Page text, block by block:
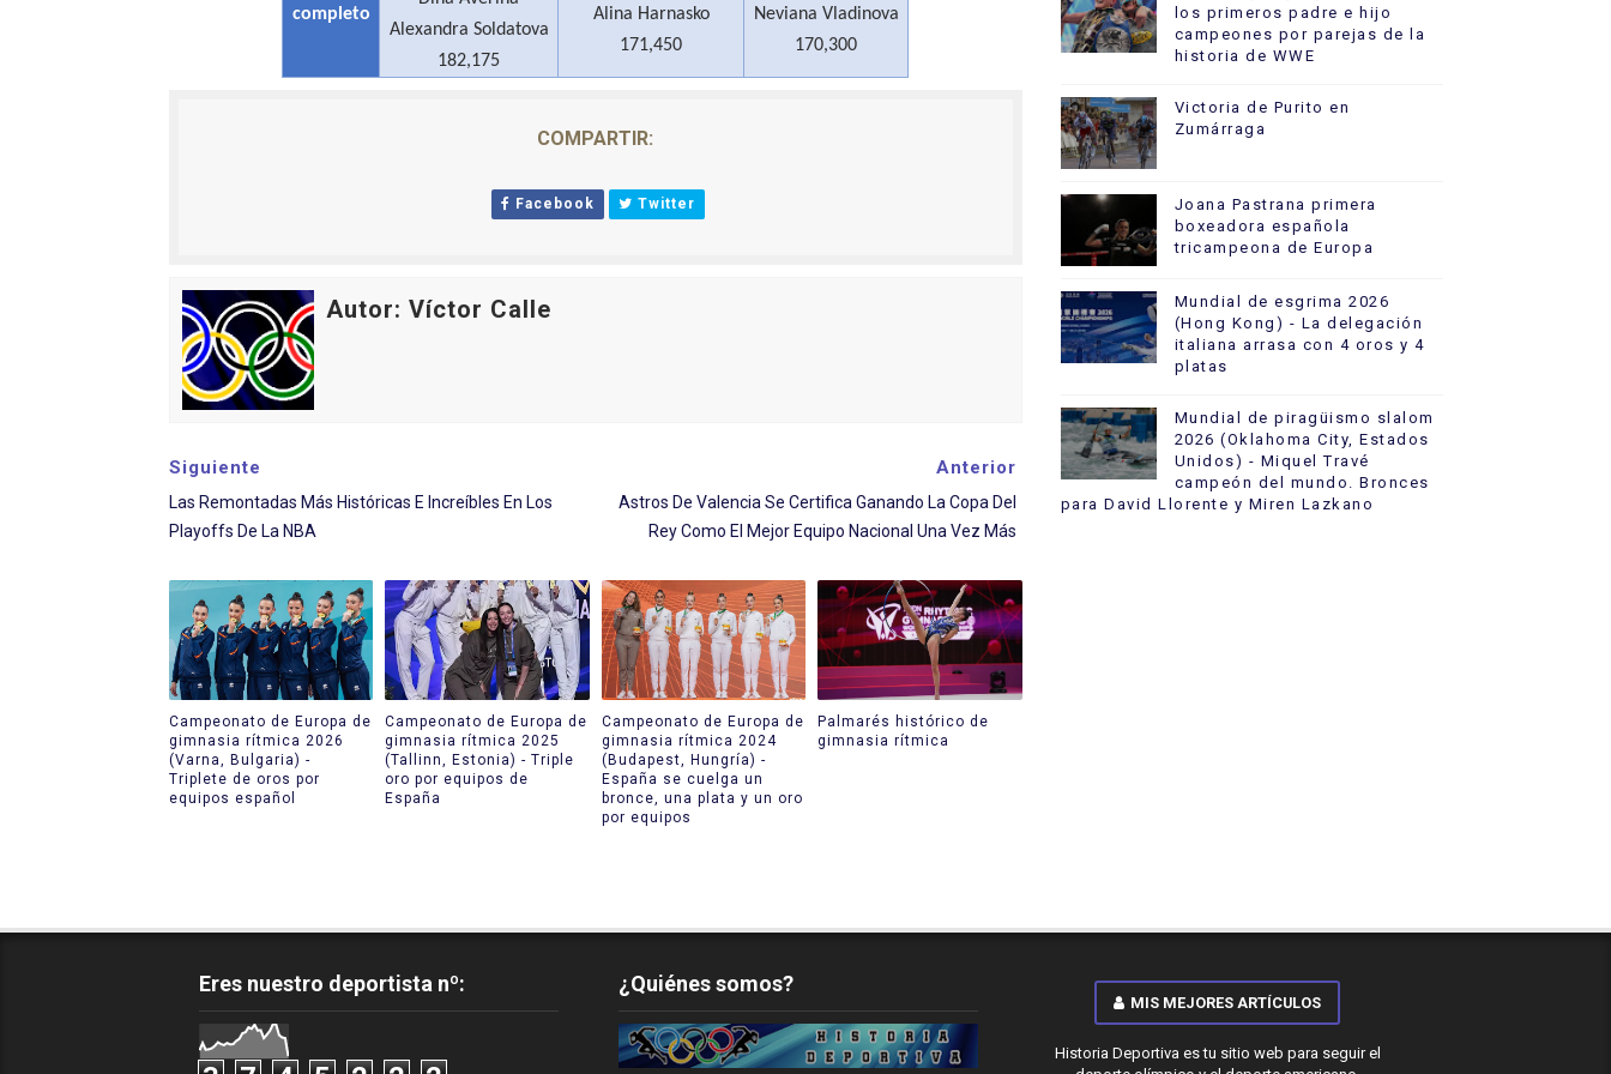
completo
Alexandra Soldatova
182,175
Alina Harnasko
171,450
Neviana Vladinova
170,300
COMPARTIR:
Facebook Twitter
Autor: Víctor Calle
Siguiente
Las Remontadas Más Históricas E Increíbles En Los
Playoffs De La NBA
Anterior
Astros De Valencia Se Certifica Ganando La Copa Del
Rey Como El Mejor Equipo Nacional Una Vez Más
Campeonato de Europa de
gimnasia rítmica 2026
(Varna, Bulgaria) -
Triplete de oros por
equipos español
Campeonato de Europa de
gimnasia rítmica 2025
(Tallinn, Estonia) - Triple
oro por equipos de
España
Campeonato de Europa de
gimnasia rítmica 2024
(Budapest, Hungría) -
España se cuelga un
bronce, una plata y un oro
por equipos
Palmarés histórico de
gimnasia rítmica
los primeros padre e hijo
campeones por parejas de la
historia de WWE
Victoria de Purito en
Zumárraga
Joana Pastrana primera
boxeadora española
tricampeona de Europa
Mundial de esgrima 2026
(Hong Kong) - La delegación
italiana arrasa con 4 oros y 4
platas
Mundial de piragüismo slalom
2026 (Oklahoma City, Estados
Unidos) - Miquel Travé
campeón del mundo. Bronces
para David Llorente y Miren Lazkano
Eres nuestro deportista nº: ¿Quiénes somos?
MIS MEJORES ARTÍCULOS
Historia Deportiva es tu sitio web para seguir el